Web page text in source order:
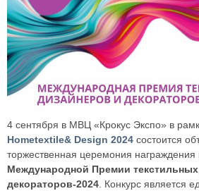
4 сентября в МВЦ «Крокус Экспо» в
Hometextile& Design 2024 состоится
торжественная церемония награждения
Международной Премии
декораторов-2024. Конкурс является